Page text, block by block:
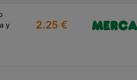
y
2.25 €